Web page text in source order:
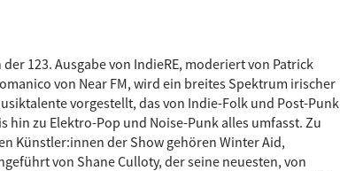
der 123. Ausgabe von IndieRE, moderiert von Patrick
von Near FM, wird ein breites Spektrum irischer
vorgestellt, das von Indie-Folk und Post-Punk
hin zu Elektro-Pop und Noise-Punk alles umfasst. Zu
Künstler:innen der Show gehören Winter Aid,
von Shane Culloty, der seine neuesten, von